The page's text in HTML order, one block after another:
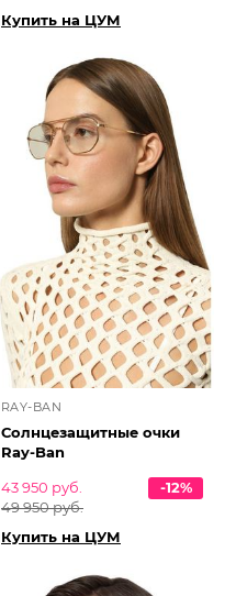
Купить на ЦУМ
RAY-BAN
Солнцезащитные очки
Ray-Ban
43 950 руб.
49 950 руб.
-12%
Купить на ЦУМ